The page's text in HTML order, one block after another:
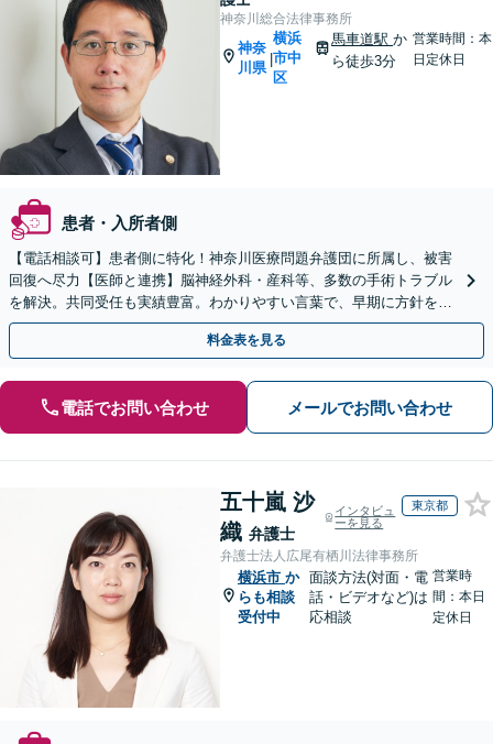
神奈川総合法律事務所
神奈
川県
|
横浜
市中
区
馬車道駅か
ら徒歩3分
営業時間：本
日定休日
患者・入所者側
【電話相談可】患者側に特化！神奈川医療問題弁護団に所属し、被害
回復へ尽力【医師と連携】脳神経外科・産科等、多数の手術トラブル
を解決。共同受任も実績豊富。わかりやすい言葉で、早期に方針をお
伝えします【馬車道駅2分】【完全個室】
料金表を見る
電話でお問い合わせ メールでお問い合わせ
五十嵐 沙
織 弁護士
インタビュ
ーを見る
東京都
弁護士法人広尾有栖川法律事務所
横浜市 か
らも相談
受付中
面談方法(対面・電
話・ビデオなど)は
応相談
営業時
間：本日
定休日